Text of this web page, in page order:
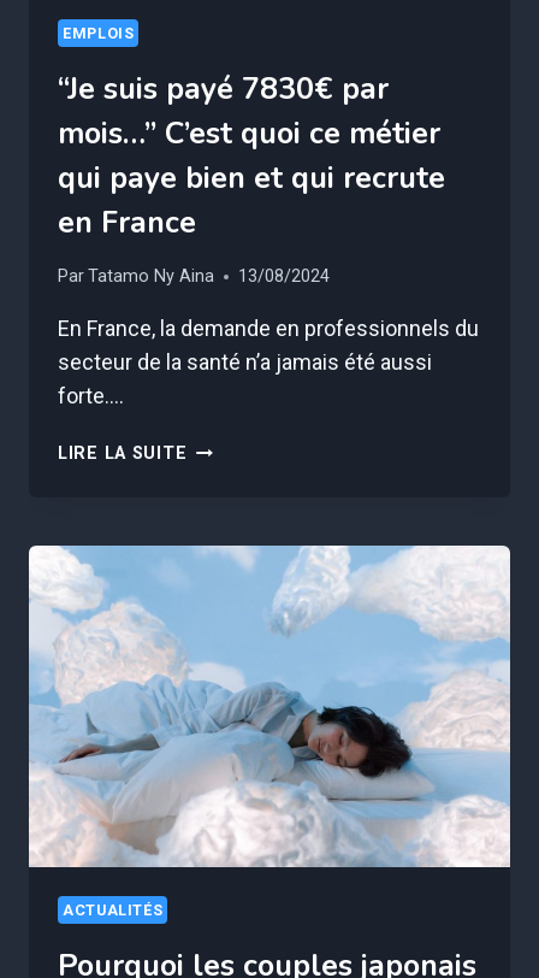
EMPLOIS
“Je suis payé 7830€ par
mois…” C’est quoi ce métier
qui paye bien et qui recrute
en France
ParTatamo Ny Aina 13/08/2024
En France, la demande en professionnels du
secteur de la santé n’a jamais été aussi
forte….
LIRE LA SUITE “JE
PAR
CE
MÉTIER
QUI
PAYE
ET
QUI
RECRUTE
ACTUALITÉS
Pourquoi les couples japonais